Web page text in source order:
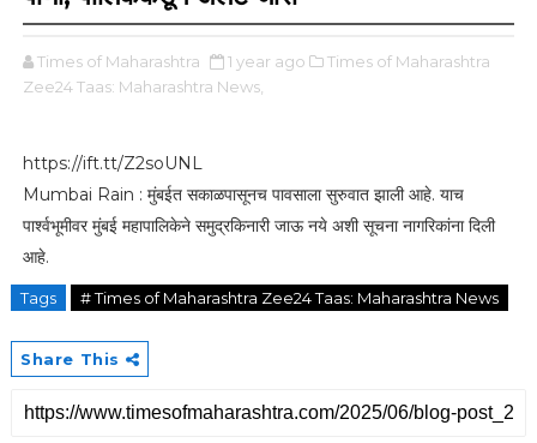
Times of Maharashtra 1 year ago
Times of Maharashtra
Zee24 Taas: Maharashtra News,
https://ift.tt/Z2soUNL
Mumbai Rain : मुंबईत सकाळपासूनच पावसाला सुरुवात झाली आहे. याच
पार्श्वभूमीवर मुंबई महापालिकेने समुद्रकिनारी जाऊ नये अशी सूचना नागरिकांना दिली
आहे.
Tags # Times of Maharashtra Zee24 Taas: Maharashtra News
Share This